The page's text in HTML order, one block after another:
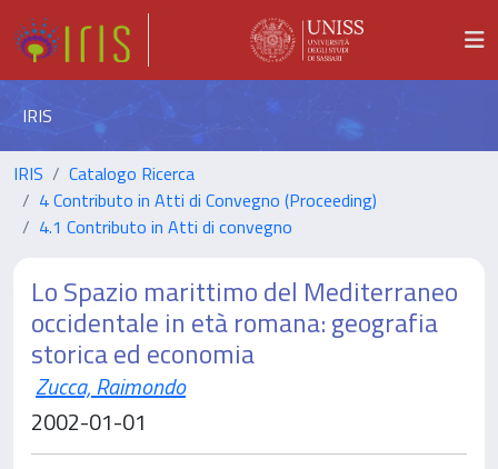
IRIS
IRIS
Catalogo Ricerca
4 Contributo in Atti di Convegno (Proceeding)
4.1 Contributo in Atti di convegno
Lo Spazio marittimo del Mediterraneo
occidentale in età romana: geografia
storica ed economia
Zucca, Raimondo
2002-01-01